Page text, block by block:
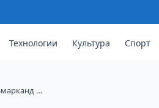
Технологии Культура Спорт
…